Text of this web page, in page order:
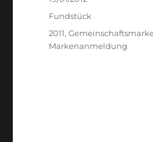
Categories
Fundstück
Tags
2011,
Markenanmeldung